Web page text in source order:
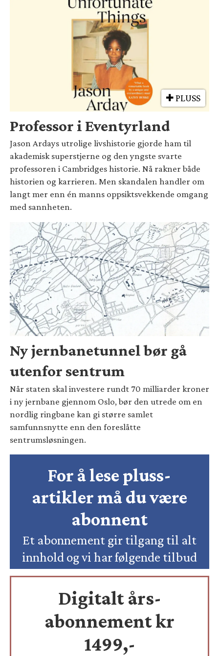
PLUSS
Professor i Eventyrland
Jason Ardays utrolige livshistorie gjorde ham til
akademisk superstjerne og den yngste svarte
professoren i Cambridges historie. Nå rakner både
historien og karrieren. Men skandalen handler om
langt mer enn én manns oppsiktsvekkende omgang
med sannheten.
Ny jernbanetunnel bør gå
utenfor sentrum
Når staten skal investere rundt 70 milliarder kroner
i ny jernbane gjennom Oslo, bør den utrede om en
nordlig ringbane kan gi større samlet
samfunnsnytte enn den foreslåtte
sentrumsløsningen.
For å lese pluss-
artikler må du være
abonnent
Et abonnement gir tilgang til alt
innhold og vi har følgende tilbud
Digitalt års-
abonnement kr
1499,-